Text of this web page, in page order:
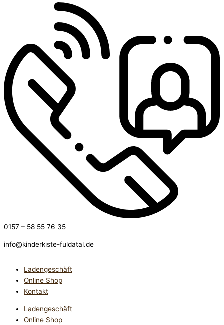
0157 – 58 55 76 35
info@kinderkiste-fuldatal.de
Ladengeschäft
Online Shop
Kontakt
Ladengeschäft
Online Shop